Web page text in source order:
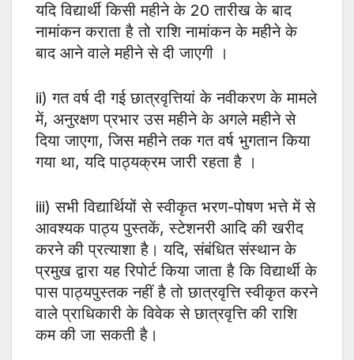
यदि विद्यार्थी किसी महीने के 20 तारीख के बाद
नामांकन कराता है तो राशि नामांकन के महीने के
बाद आने वाले महीने से दी जाएगी ।
ii) गत वर्ष दी गई छात्रवृत्तियां के नवीकरण के मामले
में, अनुरक्षण प्रभार उस महीने के अगले महीने से
दिया जाएगा, जिस महीने तक गत वर्ष भुगतान किया
गया था, यदि पाठ्यक्रम जारी रहता है ।
iii) सभी विद्यार्थियों से स्वीकृत भरण-पोषण भत्ते में से
आवश्यक पाठ्य पुस्तकें, स्टेशनरी आदि की खरीद
करने की प्रत्याशा है। यदि, संबंधित संस्थान के
प्रमुख द्वारा यह रिपोर्ट किया जाता है कि विद्यार्थी के
पास पाठ्यपुस्तक नहीं है तो छात्रवृत्ति स्वीकृत करने
वाले प्राधिकारी के विवेक से छात्रवृत्ति की राशि
कम की जा सकती है।